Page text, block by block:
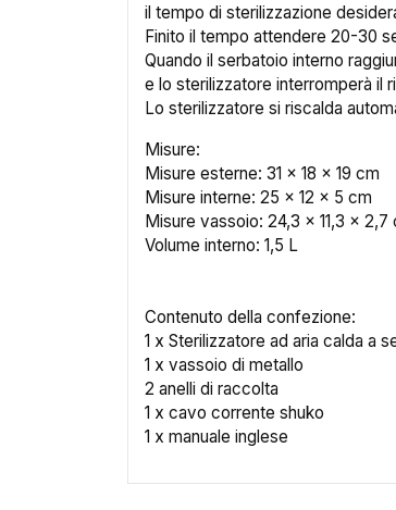
il tempo di sterilizzazione
Finito il tempo attendere 20-30
Quando il serbatoio interno
e lo sterilizzatore interromperà il
Lo sterilizzatore si riscalda
Misure:
Misure esterne: 31 x 18 x 19 cm
Misure interne: 25 x 12 x 5 cm
Misure vassoio: 24,3 x 11,3 x 2,7
Volume interno: 1,5 L
Contenuto della confezione:
1 x Sterilizzatore ad aria calda a
1 x vassoio di metallo
2 anelli di raccolta
1 x cavo corrente shuko
1 x manuale inglese